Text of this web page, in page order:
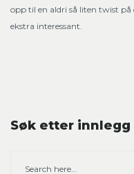
opp til en aldri så liten twist
ekstra interessant.
Søk etter innlegg